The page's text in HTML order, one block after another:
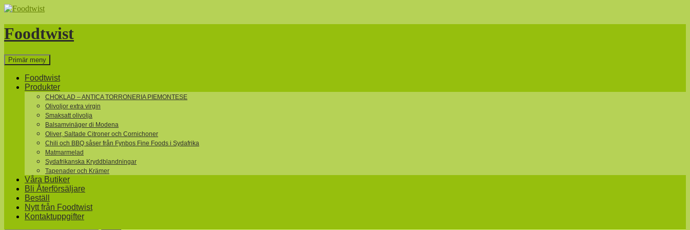
Hoppa
innehåll
Foodtwist
Sök
Primär meny
Foodtwist
Produkter
CHOKLAD – ANTICA TORRONERIA PIEMONTESE
Olivoljor extra virgin
Smaksatt olivolja
Balsamvinäger di Modena
Oliver, Saltade Citroner och Cornichoner
Chili och BBQ såser från Fynbos Fine Foods i Sydafrika
Matmarmelad
Sydafrikanska Kryddblandningar
Tapenader och Krämer
Våra Butiker
Bli Återförsäljare
Beställ
Nytt från Foodtwist
Kontaktuppgifter